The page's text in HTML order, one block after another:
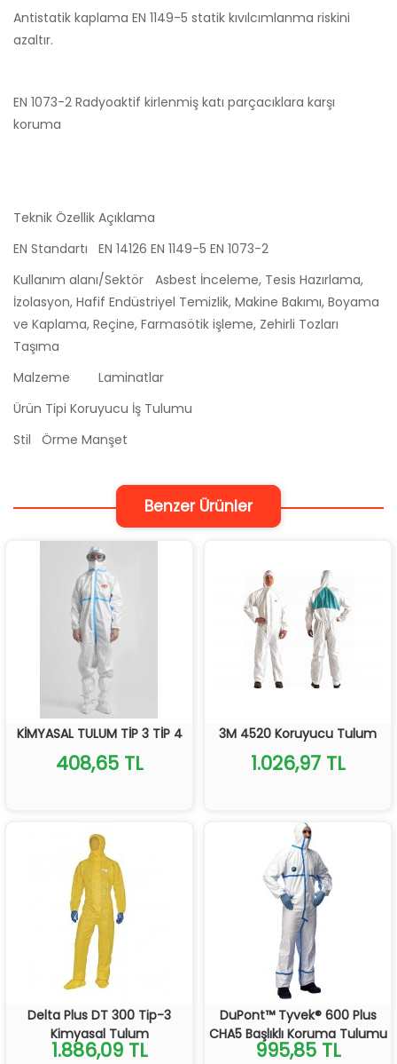
Antistatik kaplama EN 1149-5 statik kıvılcımlanma riskini
azaltır.
EN 1073-2 Radyoaktif kirlenmiş katı parçacıklara karşı
koruma
Teknik Özellik Açıklama
EN Standartı
EN 14126 EN 1149-5 EN 1073-2
Kullanım alanı/Sektör
Asbest İnceleme, Tesis Hazırlama,
İzolasyon, Hafif Endüstriyel Temizlik, Makine Bakımı, Boyama
ve Kaplama, Reçine, Farmasötik işleme, Zehirli Tozları
Taşıma
Malzeme
Laminatlar
Ürün Tipi Koruyucu İş Tulumu
Stil
Örme Manşet
Benzer Ürünler
KİMYASAL TULUM TİP 3 TİP 4
408,65 TL
3M 4520 Koruyucu Tulum
1.026,97 TL
Delta Plus DT 300 Tip-3
Kimyasal Tulum
1.886,09 TL
DuPont™ Tyvek® 600 Plus
CHA5 Başlıklı Koruma Tulumu
995,85 TL